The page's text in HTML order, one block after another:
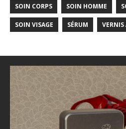
SOIN CORPS SOIN HOMME
SOIN VISAGE SÉRUM VERNIS